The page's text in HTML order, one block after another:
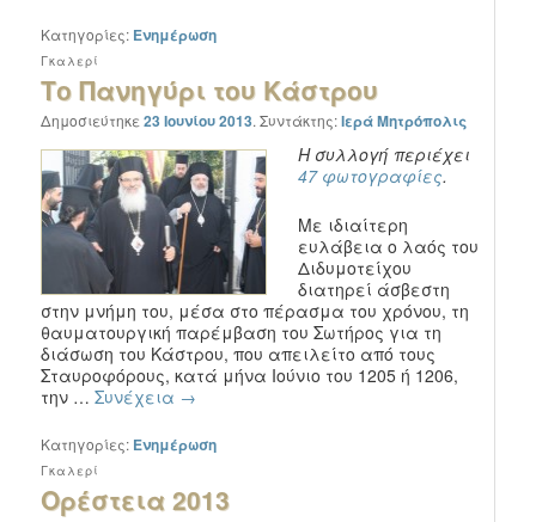
Κατηγορίες: Ενημέρωση
Το Πανηγύρι του Κάστρου
Γκαλερί
Δημοσιεύτηκε23 Ιουνίου 2013.Συντάκτης:Ιερά Μητρόπολις
Η συλλογή περιέχει
47 φωτογραφίες.
Με ιδιαίτερη
ευλάβεια ο λαός του
Διδυμοτείχου
διατηρεί άσβεστη
στην μνήμη του, μέσα στο πέρασμα του χρόνου, τη
θαυματουργική παρέμβαση του Σωτήρος για τη
διάσωση του Κάστρου, που απειλείτο από τους
Σταυροφόρους, κατά μήνα Ιούνιο του 1205 ή 1206,
την …Συνέχεια →
Κατηγορίες: Ενημέρωση
Ορέστεια 2013
Γκαλερί